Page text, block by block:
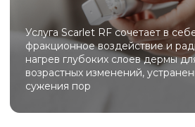
Процедура фотодинамической терапии, которая
избирательно удаляет поврежденные клетки,
запуская естественные механизмы омоложения
или решая такие проблемы, как акне,
пигментация